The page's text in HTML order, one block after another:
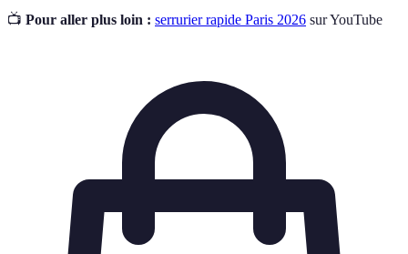
📺 Pour aller plus loin : serrurier rapide Paris 2026 sur YouTube